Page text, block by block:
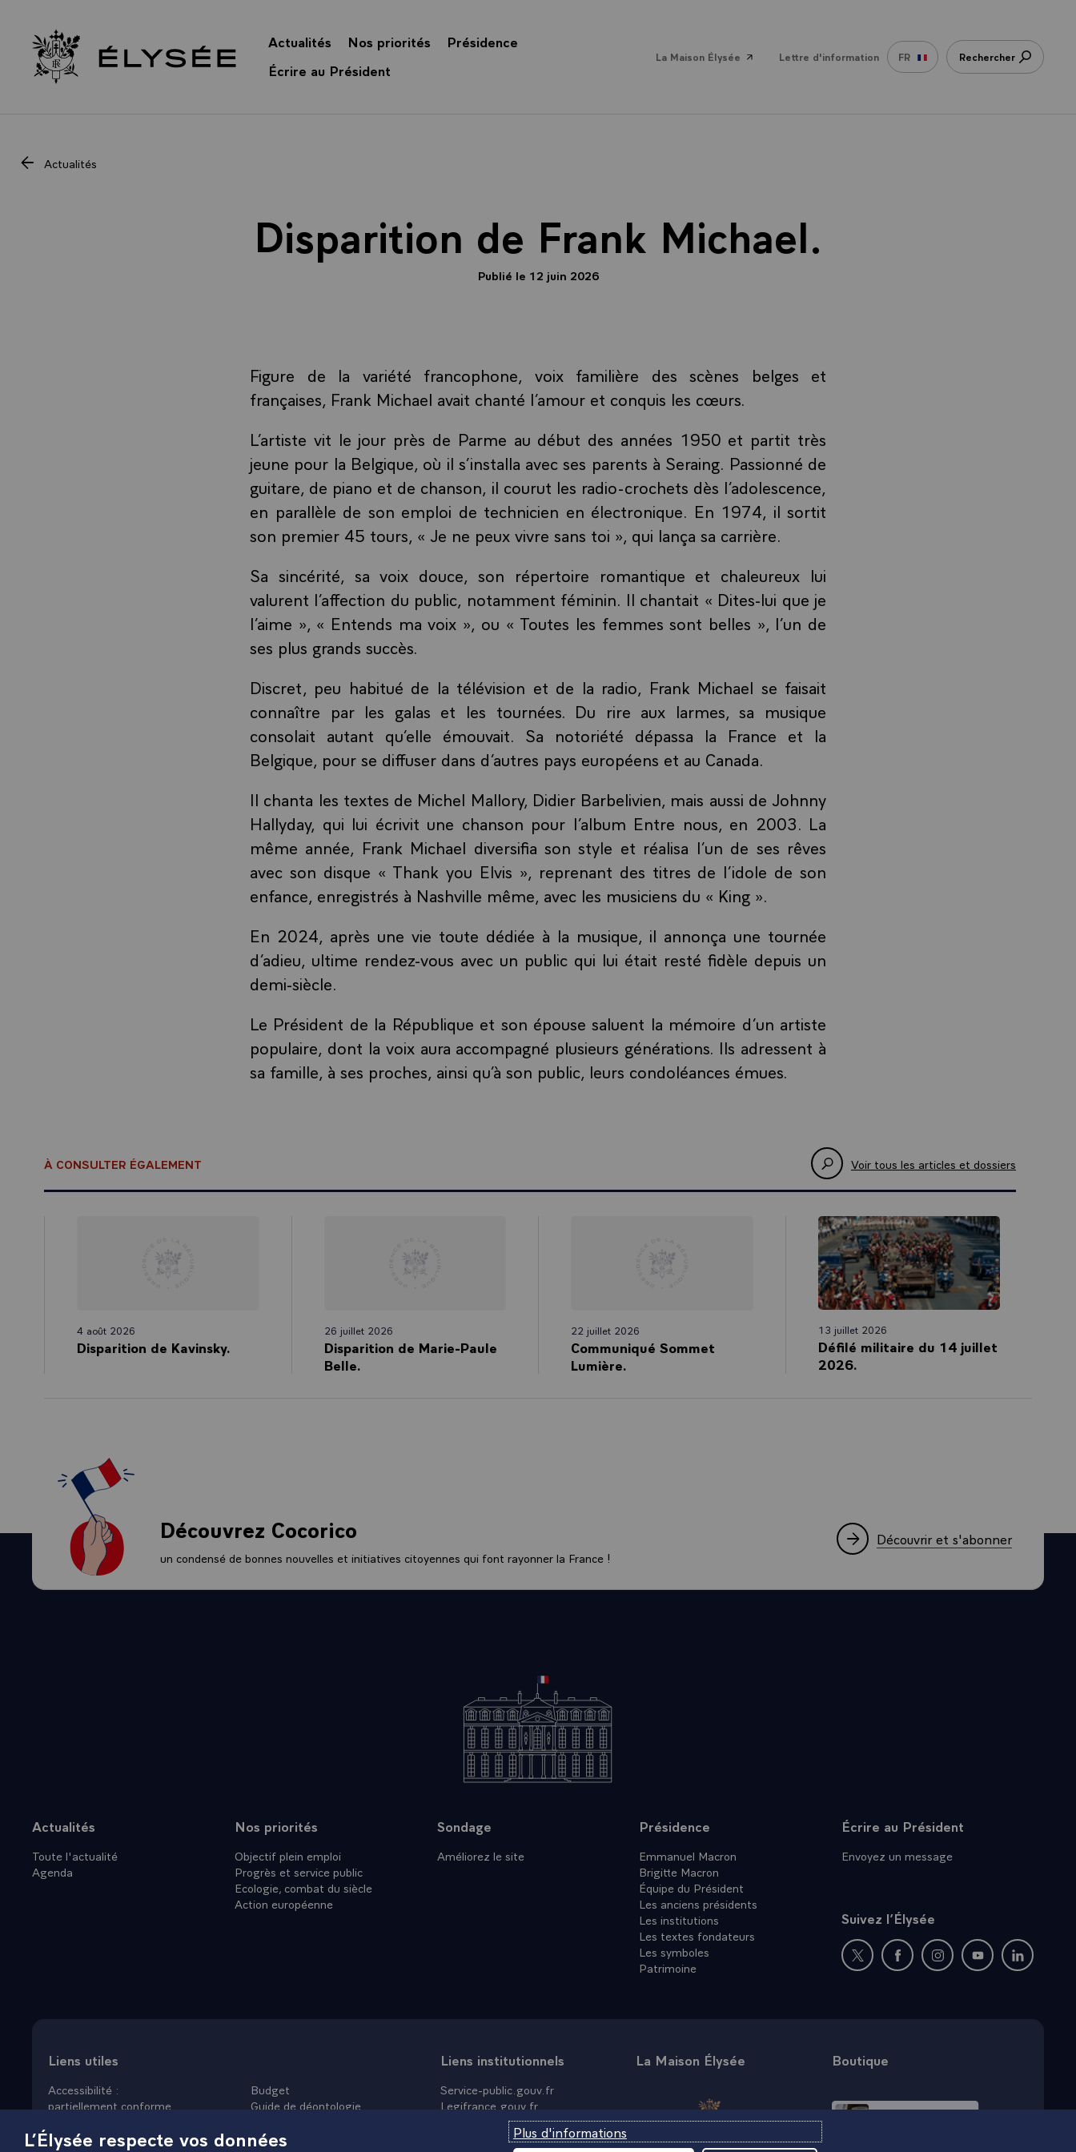
Retour à l’accueil Élysée
Actualités Nos priorités
Présidence
Écrire au Président
La Maison Élysée Lettre d'information FR Rechercher
Actualités
Disparition de Frank Michael.
Publié le 12 juin 2026
Figure de la variété francophone, voix familière des scènes belges et
françaises, Frank Michael avait chanté l’amour et conquis les cœurs.
L’artiste vit le jour près de Parme au début des années 1950 et partit très
jeune pour la Belgique, où il s’installa avec ses parents à Seraing. Passionné de
guitare, de piano et de chanson, il courut les radio-crochets dès l’adolescence,
en parallèle de son emploi de technicien en électronique. En 1974, il sortit
son premier 45 tours, « Je ne peux vivre sans toi », qui lança sa carrière.
Sa sincérité, sa voix douce, son répertoire romantique et chaleureux lui
valurent l’affection du public, notamment féminin. Il chantait « Dites-lui que je
l’aime », « Entends ma voix », ou « Toutes les femmes sont belles », l’un de
ses plus grands succès.
Discret, peu habitué de la télévision et de la radio, Frank Michael se faisait
connaître par les galas et les tournées. Du rire aux larmes, sa musique
consolait autant qu’elle émouvait. Sa notoriété dépassa la France et la
Belgique, pour se diffuser dans d’autres pays européens et au Canada.
Il chanta les textes de Michel Mallory, Didier Barbelivien, mais aussi de Johnny
Hallyday, qui lui écrivit une chanson pour l’album Entre nous, en 2003. La
même année, Frank Michael diversifia son style et réalisa l’un de ses rêves
avec son disque « Thank you Elvis », reprenant des titres de l’idole de son
enfance, enregistrés à Nashville même, avec les musiciens du « King ».
En 2024, après une vie toute dédiée à la musique, il annonça une tournée
d’adieu, ultime rendez-vous avec un public qui lui était resté fidèle depuis un
demi-siècle.
Le Président de la République et son épouse saluent la mémoire d’un artiste
populaire, dont la voix aura accompagné plusieurs générations. Ils adressent à
sa famille, à ses proches, ainsi qu’à son public, leurs condoléances émues.
À CONSULTER ÉGALEMENT Voir tous les articles et dossiers
4 août 2026
Disparition de Kavinsky.
26 juillet 2026
Disparition de Marie-Paule
Belle.
22 juillet 2026
Communiqué Sommet
Lumière.
13 juillet 2026
Défilé militaire du 14 juillet
2026.
Découvrez Cocorico
un condensé de bonnes nouvelles et initiatives citoyennes qui font rayonner la France !
Découvrir et s'abonner
Plan du site
Actualités
Toute l'actualité
Agenda
Nos priorités
Objectif plein emploi
Progrès et service public
Ecologie, combat du siècle
Action européenne
Sondage
Améliorez le site
Présidence
Emmanuel Macron
Brigitte Macron
Équipe du Président
Les anciens présidents
Les institutions
Les textes fondateurs
Les symboles
Patrimoine
Écrire au Président
Envoyez un message
Suivez l’Élysée
Nouvelle fenêtre : rejoignez-nous sur
Nouvelle fenêtre : rejoignez-nous
Nouvelle fenêtre :
Nouvelle fenêtre :
Nouvelle
Liens utiles
Accessibilité :
partiellement conforme
Mentions légales
Budget
Guide de déontologie
Plan du site
Liens institutionnels
Service-public.gouv.fr
Legifrance.gouv.fr
La Maison Élysée Boutique
L’Élysée respecte vos données Plus d'informations